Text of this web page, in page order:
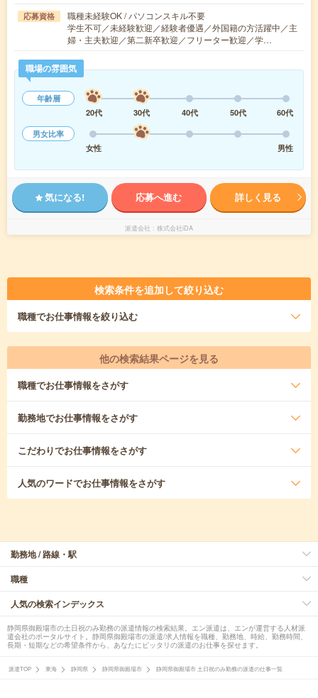
応募資格
職種未経験OK / パソコンスキル不要
学生不可／未経験歓迎／経験者優遇／外国籍の方活躍中／主
婦・主夫歓迎／第二新卒歓迎／フリーター歓迎／学…
職場の雰囲気
年齢層
20代
30代 40代 50代
60代
男女比率
女性
男性
気になる! 応募へ進む 詳しく見る
派遣会社 株式会社iDA
検索条件を追加して絞り込む
職種でお仕事情報を絞り込む
他の検索結果ページを見る
職種でお仕事情報をさがす
勤務地でお仕事情報をさがす
こだわりでお仕事情報をさがす
人気のワードでお仕事情報をさがす
勤務地 / 路線・駅
職種
人気の検索インデックス
静岡県御殿場市の土日祝のみ勤務の派遣情報の検索結果。エン派遣は、エンが運営する人材派
遣会社のポータルサイト。静岡県御殿場市の派遣/求人情報を職種、勤務地、時給、勤務時間、
長期・短期などの希望条件から、あなたにピッタリの派遣のお仕事を探せます。
派遣TOP 東海 静岡県 静岡県御殿場市 静岡県御殿場市 土日祝のみ勤務の派遣の仕事一覧